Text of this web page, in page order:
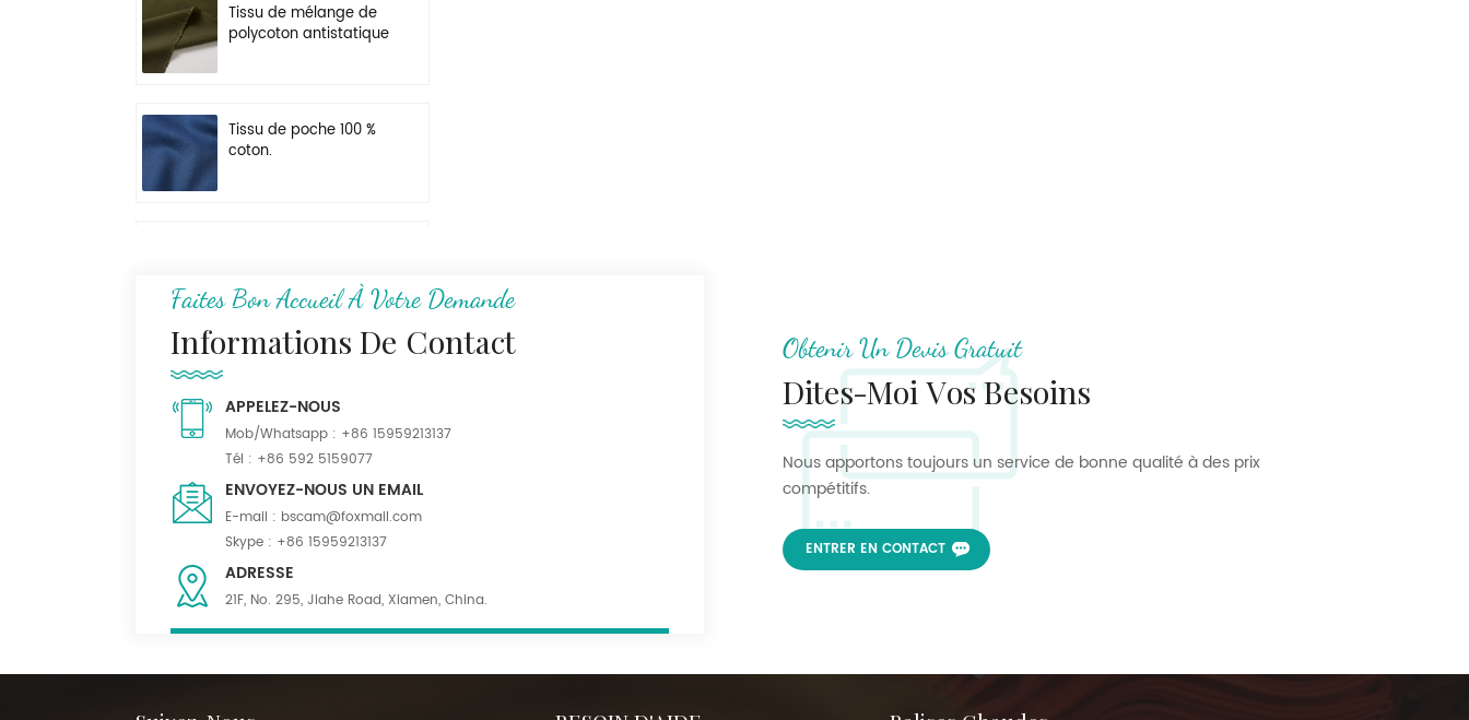
Tissu de mélange de
polycoton antistatique
Tissu de poche 100 %
coton.
montagne numérique
Ripstop 50/50
mélangée pour
uniforme
Tissu mélangé de
imperméable pour
costumes
Faites Bon Accueil À Votre Demande
Informations De Contact
APPELEZ-NOUS
Mob/Whatsapp : +86 15959213137
Tél : +86 592 5159077
ENVOYEZ-NOUS UN EMAIL
E-mail : bscam@foxmail.com
Skype : +86 15959213137
ADRESSE
21F, No. 295, Jiahe Road, Xiamen, China.
Obtenir Un Devis Gratuit
Dites-Moi Vos Besoins
Nous apportons toujours un service de bonne qualité à des prix
compétitifs.
ENTRER EN CONTACT